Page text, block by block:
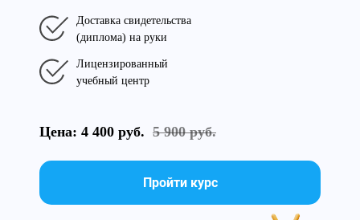
Доставка свидетельства
(диплома) на руки
Лицензированный
учебный центр
Цена: 4 400 руб. 5 900 руб.
Пройти курс